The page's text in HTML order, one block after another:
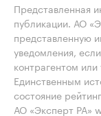
Представленная
публикации. АО
представленную
уведомления,
контрагентом
Единственным
состояние
АО «Эксперт РА»